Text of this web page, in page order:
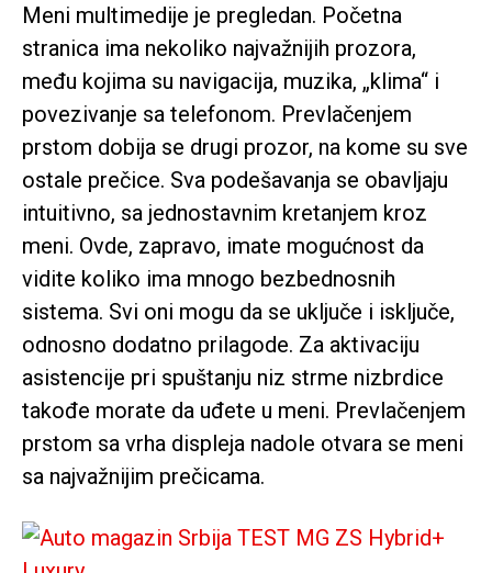
Meni multimedije je pregledan. Početna
stranica ima nekoliko najvažnijih prozora,
među kojima su navigacija, muzika, „klima“ i
povezivanje sa telefonom. Prevlačenjem
prstom dobija se drugi prozor, na kome su sve
ostale prečice. Sva podešavanja se obavljaju
intuitivno, sa jednostavnim kretanjem kroz
meni. Ovde, zapravo, imate mogućnost da
vidite koliko ima mnogo bezbednosnih
sistema. Svi oni mogu da se uključe i isključe,
odnosno dodatno prilagode. Za aktivaciju
asistencije pri spuštanju niz strme nizbrdice
takođe morate da uđete u meni. Prevlačenjem
prstom sa vrha displeja nadole otvara se meni
sa najvažnijim prečicama.